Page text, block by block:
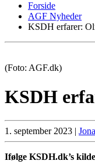
Forside
AGF Nyheder
KSDH erfarer:
(Foto: AGF.dk)
KSDH
1. september 2023 |
Ifølge KSDH.dk’s